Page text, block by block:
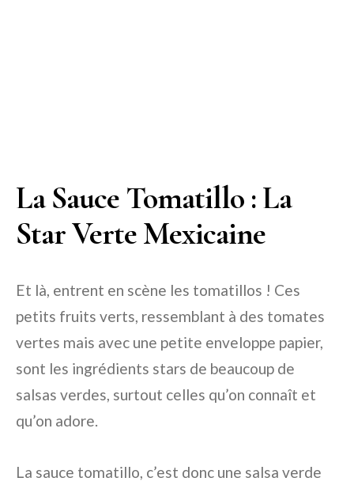
La Sauce Tomatillo : La
Star Verte Mexicaine
Et là, entrent en scène les tomatillos ! Ces
petits fruits verts, ressemblant à des tomates
vertes mais avec une petite enveloppe papier,
sont les ingrédients stars de beaucoup de
salsas verdes, surtout celles qu’on connaît et
qu’on adore.
La sauce tomatillo, c’est donc une salsa verde